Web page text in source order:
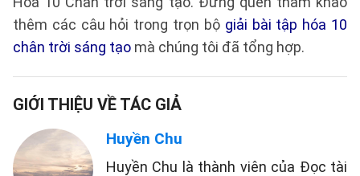
thêm các câu hỏi trong trọn bộ giải bài tập hóa 10
chân trời sáng tạo mà chúng tôi đã tổng hợp.
GIỚI THIỆU VỀ TÁC GIẢ
Huyền Chu
Huyền Chu là thành viên của Đọc tài